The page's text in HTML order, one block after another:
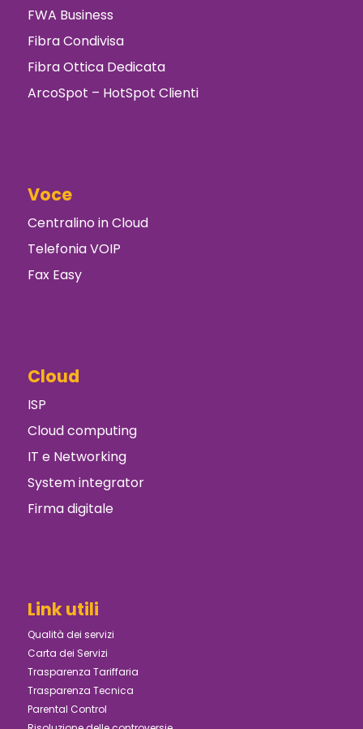
FWA Business
Fibra Condivisa
Fibra Ottica Dedicata
ArcoSpot – HotSpot Clienti
Voce
Centralino in Cloud
Telefonia VOIP
Fax Easy
Cloud
ISP
Cloud computing
IT e Networking
System integrator
Firma digitale
Link utili
Qualità dei servizi
Carta dei Servizi
Trasparenza Tariffaria
Trasparenza Tecnica
Parental Control